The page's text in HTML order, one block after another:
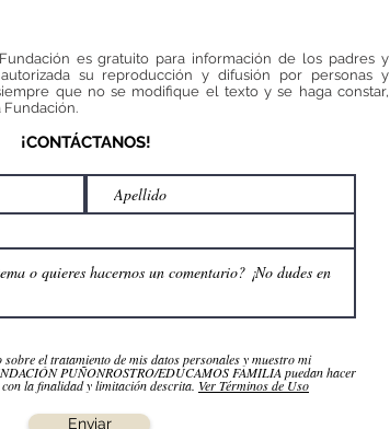
es gratuito para información de los padres y
su reproducción y difusión por personas y
que no se modifique el texto y se haga constar,
¡CONTÁCTANOS!
el tratamiento de mis datos personales y muestro mi
PUÑONROSTRO/EDUCAMOS FAMILIA puedan hacer
la finalidad y limitación descrita. Ver Términos de Uso
Enviar